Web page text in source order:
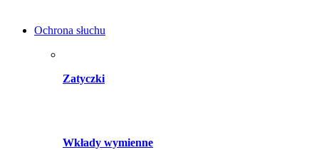
Ochrona słuchu
Zatyczki
Wkłady wymienne